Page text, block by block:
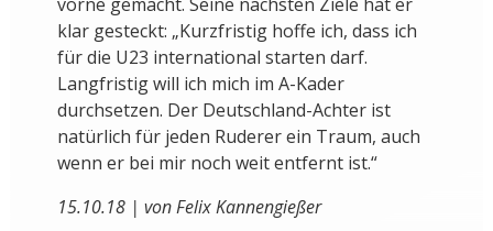
klar gesteckt: „Kurzfristig hoffe ich, dass ich
für die U23 international starten darf.
Langfristig will ich mich im A-Kader
durchsetzen. Der Deutschland-Achter ist
natürlich für jeden Ruderer ein Traum, auch
wenn er bei mir noch weit entfernt ist.“
15.10.18 | von Felix Kannengießer